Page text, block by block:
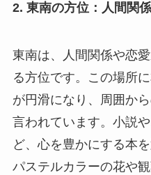
2. 東南の方位：人間関
東南は、人間関係や恋
る方位です。この場所
が円滑になり、周囲か
言われています。小説
ど、心を豊かにする本
パステルカラーの花や